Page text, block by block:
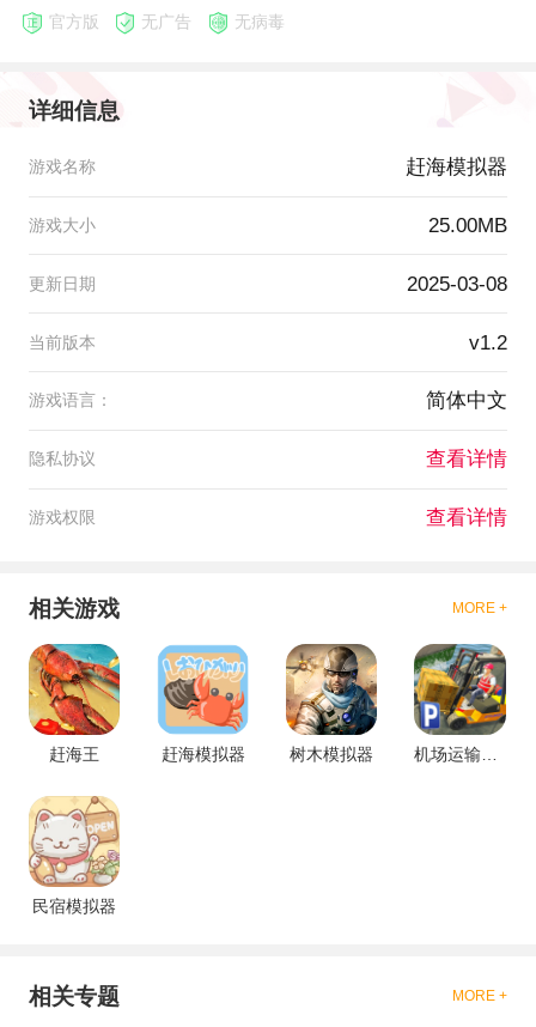
官方版 无广告 无病毒
详细信息
游戏名称 赶海模拟器
游戏大小 25.00MB
更新日期 2025-03-08
当前版本 v1.2
游戏语言： 简体中文
隐私协议 查看详情
游戏权限 查看详情
相关游戏 MORE +
赶海王 赶海模拟器 树木模拟器
民宿模拟器
相关专题 MORE +